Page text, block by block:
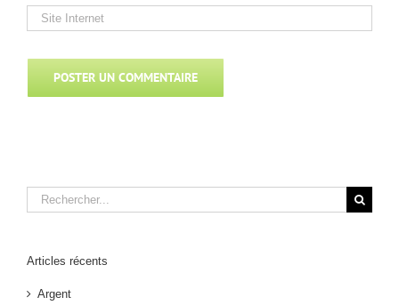
Rechercher:
Articles récents
Argent